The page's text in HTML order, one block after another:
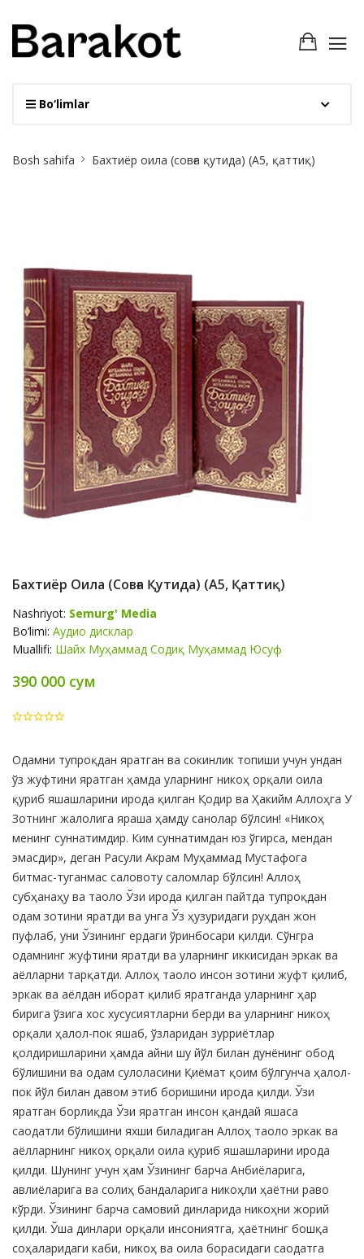
Bo‘limlar
Breadcrumb
Bosh sahifa Бахтиёр оила (совға қутида) (А5, қаттиқ)
Бахтиёр Оила (совға Қутида) (А5, Қаттиқ)
Nashriyot: Semurg' Media
Bo‘limi: Аудио дисклар
Muallifi: Шайх Муҳаммад Содиқ Муҳаммад Юсуф
390 000 сум
Product
Summery
Одамни тупроқдан яратган ва сокинлик топиши учун ундан
ўз жуфтини яратган ҳамда уларнинг никоҳ орқали оила
қуриб яшашларини ирода қилган Қодир ва Ҳакийм Аллоҳга У
Зотнинг жалолига яраша ҳамду санолар бўлсин! «Никоҳ
менинг суннатимдир. Ким суннатимдан юз ўгирса, мендан
эмасдир», деган Расули Акрам Муҳаммад Мустафога
битмас-туганмас саловоту саломлар бўлсин! Аллоҳ
субҳанаҳу ва таоло Ўзи ирода қилган пайтда тупроқдан
одам зотини яратди ва унга Ўз ҳузуридаги руҳдан жон
пуфлаб, уни Ўзининг ердаги ўринбосари қилди. Сўнгра
одамнинг жуфтини яратди ва уларнинг иккисидан эркак ва
аёлларни тарқатди. Аллоҳ таоло инсон зотини жуфт қилиб,
эркак ва аёлдан иборат қилиб яратганда уларнинг ҳар
бирига ўзига хос хусусиятларни берди ва уларнинг никоҳ
орқали ҳалол-пок яшаб, ўзларидан зурриётлар
қолдиришларини ҳамда айни шу йўл билан дунёнинг обод
бўлишини ва одам сулоласини Қиёмат қоим бўлгунча ҳалол-
пок йўл билан давом этиб боришини ирода қилди. Ўзи
яратган борлиқда Ўзи яратган инсон қандай яшаса
саодатли бўлишини яхши биладиган Аллоҳ таоло эркак ва
аёлларнинг никоҳ орқали оила қуриб яшашларини ирода
қилди. Шунинг учун ҳам Ўзининг барча Анбиёларига,
авлиёларига ва солиҳ бандаларига никоҳли ҳаётни раво
кўрди. Ўзининг барча самовий динларида никоҳни жорий
қилди. Ўша динлари орқали инсониятга, ҳаётнинг бошқа
соҳаларидаги каби, никоҳ ва оила борасидаги саодатга